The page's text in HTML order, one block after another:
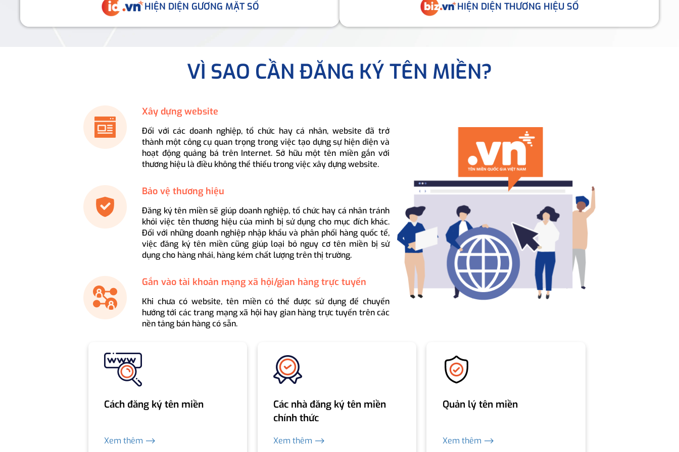
HIỆN DIỆN GƯƠNG MẶT SỐ HIỆN DIỆN THƯƠNG HIỆU SỐ
VÌ SAO CẦN ĐĂNG KÝ TÊN MIỀN?
Xây dựng website
Đối với các doanh nghiệp, tổ chức hay cá nhân, website đã trở
thành một công cụ quan trọng trong việc tạo dựng sự hiện diện và
hoạt động quảng bá trên Internet. Sở hữu một tên miền gắn với
thương hiệu là điều không thể thiếu trong việc xây dựng website.
Bảo vệ thương hiệu
Đăng ký tên miền sẽ giúp doanh nghiệp, tổ chức hay cá nhân tránh
khỏi việc tên thương hiệu của mình bị sử dụng cho mục đích khác.
Đối với những doanh nghiệp nhập khẩu và phân phối hàng quốc tế,
việc đăng ký tên miền cũng giúp loại bỏ nguy cơ tên miền bị sử
dụng cho hàng nhái, hàng kém chất lượng trên thị trường.
Gắn vào tài khoản mạng xã hội/gian hàng trực tuyến
Khi chưa có website, tên miền có thể được sử dụng để chuyển
hướng tới các trang mạng xã hội hay gian hàng trực tuyến trên các
nền tảng bán hàng có sẵn.
Cách đăng ký tên miền
Xem thêm ⟶
Các nhà đăng ký tên miền
chính thức
Xem thêm ⟶
Quản lý tên miền
Xem thêm ⟶